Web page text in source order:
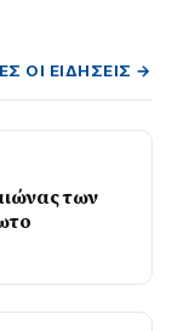
ΟΙ ΕΙΔΉΣΕΙΣ →
των
φωτο